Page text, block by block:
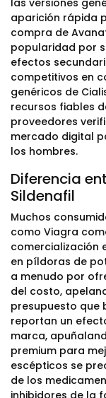
las versiones
aparición rápida
compra de
popularidad por
efectos
competitivos en
genéricos de
recursos fiables
proveedores
mercado digital
los hombres.
Diferencia
Sildenafil
Muchos
como Viagra
comercialización
en píldoras de
a menudo por
del costo,
presupuesto que
reportan un
marca,
premium para
escépticos se
de los
inhibidores de la